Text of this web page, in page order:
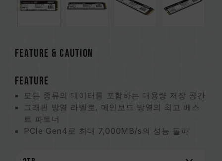
FEATURE & CAUTION
FEATURE
모든 종류의 데이터를 포함하는 대용량 저장 공간
그래핀 방열 라벨로, 메인보드 방열의 최고 베스
트 파트너
PCIe Gen4로 최대 7,000MB/s의 성능 돌파